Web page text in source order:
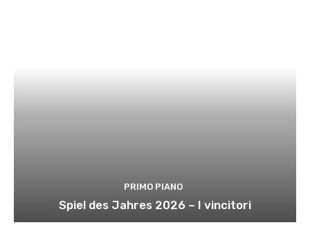
PRIMO PIANO
Spiel des Jahres 2026 – I vincitori